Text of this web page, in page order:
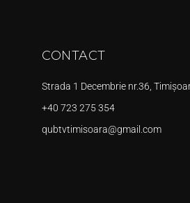
CONTACT
Strada 1 Decembrie nr.36,
+40 723 275 354
qubtvtimisoara@gmail.com